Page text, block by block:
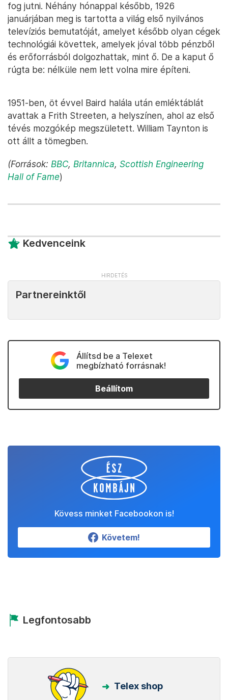
fog jutni. Néhány hónappal később, 1926
januárjában meg is tartotta a világ első nyilvános
televíziós bemutatóját, amelyet később olyan cégek
technológiái követtek, amelyek jóval több pénzből
és erőforrásból dolgozhattak, mint ő. De a kaput ő
rúgta be: nélküle nem lett volna mire építeni.
1951-ben, öt évvel Baird halála után emléktáblát
avattak a Frith Streeten, a helyszínen, ahol az első
tévés mozgókép megszületett. William Taynton is
ott állt a tömegben.
(Források: BBC, Britannica, Scottish Engineering
Hall of Fame)
Kedvenceink
Partnereinktől
Állítsd be a Telexet
megbízható forrásnak!
Beállítom
Kövess minket Facebookon is!
Követem!
Legfontosabb
Telex shop